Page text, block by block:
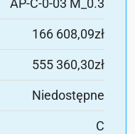
AP-C-0-03 M_0.3
166 608,09zł
555 360,30zł
Niedostępne
C